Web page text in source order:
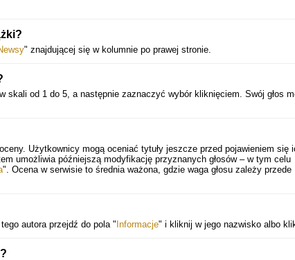
" znajdującej się w kolumnie po prawej stronie.
w skali od 1 do 5, a następnie zaznaczyć wybór kliknięciem. Swój głos
Użytkownicy mogą oceniać tytuły jeszcze przed pojawieniem się
umożliwia późniejszą modyfikację przyznanych głosów – w tym celu
". Ocena w serwisie to średnia ważona, gdzie waga głosu zależy przede
autora przejdź do pola " Informacje" i kliknij w jego nazwisko albo